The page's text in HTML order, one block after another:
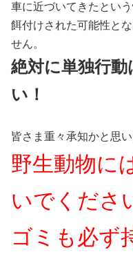
車に近づいてきたという
餌付けされた可能性と
せん。
絶対に単独行
い！
皆さま重々承知かと思い
野生動物に
いでくださ
ゴミも必ず